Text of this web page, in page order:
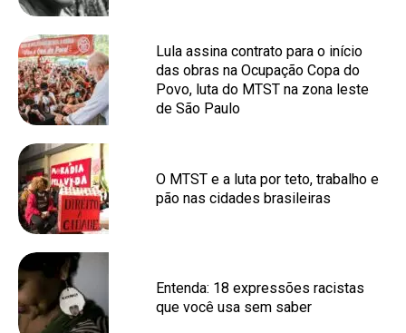
Lula assina contrato para o início
das obras na Ocupação Copa do
Povo, luta do MTST na zona leste
de São Paulo
O MTST e a luta por teto, trabalho e
pão nas cidades brasileiras
Entenda: 18 expressões racistas
que você usa sem saber